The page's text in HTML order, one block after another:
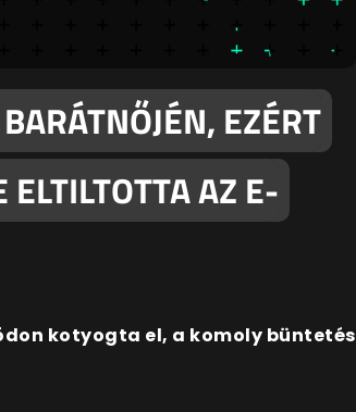
EZÉRT
ELTILTOTTA AZ E-
kotyogta el, a komoly büntetés